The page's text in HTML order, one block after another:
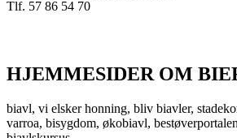
Tlf. 57 86 54 70
HJEMMESIDER OM
biavl, vi elsker honning, bliv biavler,
varroa, bisygdom, økobiavl,